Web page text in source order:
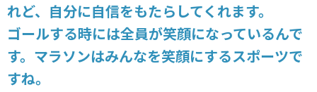
れど、自分に自信をもたらしてくれます。
ゴールする時には全員が笑顔になっているんで
す。マラソンはみんなを笑顔にするスポーツで
すね。